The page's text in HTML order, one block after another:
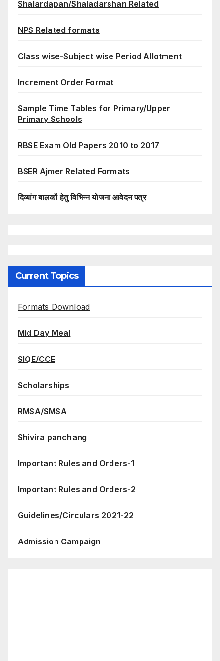
Shalardapan/Shaladarshan Related
NPS Related formats
Class wise-Subject wise Period Allotment
Increment Order Format
Sample Time Tables for Primary/Upper
Primary Schools
RBSE Exam Old Papers 2010 to 2017
BSER Ajmer Related Formats
दिव्यांग बालकों हेतु विभिन्न योजना आवेदन पत्र
Current Topics
Formats Download
Mid Day Meal
SIQE/CCE
Scholarships
RMSA/SMSA
Shivira panchang
Important Rules and Orders-1
Important Rules and Orders-2
Guidelines/Circulars 2021-22
Admission Campaign